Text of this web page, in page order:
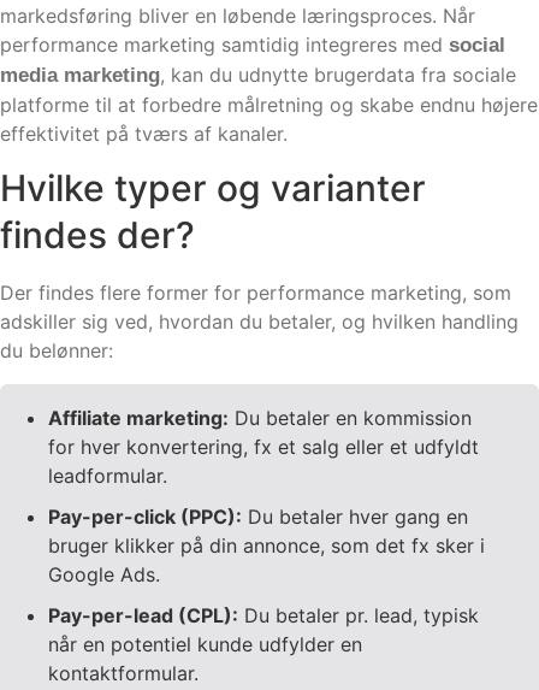
markedsføring bliver en løbende læringsproces. Når
performance marketing samtidig integreres med social
media marketing, kan du udnytte brugerdata fra sociale
platforme til at forbedre målretning og skabe endnu højere
effektivitet på tværs af kanaler.
Hvilke typer og varianter
findes der?
Der findes flere former for performance marketing, som
adskiller sig ved, hvordan du betaler, og hvilken handling
du belønner:
Affiliate marketing: Du betaler en kommission
for hver konvertering, fx et salg eller et udfyldt
leadformular.
Pay-per-click (PPC): Du betaler hver gang en
bruger klikker på din annonce, som det fx sker i
Google Ads.
Pay-per-lead (CPL): Du betaler pr. lead, typisk
når en potentiel kunde udfylder en
kontaktformular.